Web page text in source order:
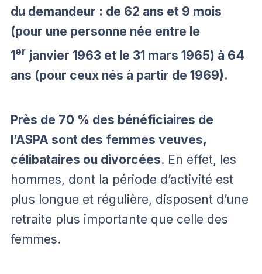
du demandeur : de 62 ans et 9 mois
(pour une personne née entre le
1er janvier 1963 et le 31 mars 1965) à 64
ans (pour ceux nés à partir de 1969).
Près de 70 % des bénéficiaires de
l’ASPA sont des femmes veuves,
célibataires ou divorcées. En effet, les
hommes, dont la période d’activité est
plus longue et régulière, disposent d’une
retraite plus importante que celle des
femmes.